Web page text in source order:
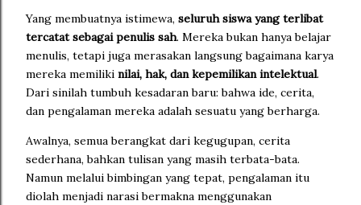
Yang membuatnya istimewa, seluruh siswa yang terlibat
tercatat sebagai penulis sah. Mereka bukan hanya belajar
menulis, tetapi juga merasakan langsung bagaimana karya
mereka memiliki nilai, hak, dan kepemilikan intelektual.
Dari sinilah tumbuh kesadaran baru: bahwa ide, cerita,
dan pengalaman mereka adalah sesuatu yang berharga.
Awalnya, semua berangkat dari kegugupan, cerita
sederhana, bahkan tulisan yang masih terbata-bata.
Namun melalui bimbingan yang tepat, pengalaman itu
diolah menjadi narasi bermakna menggunakan